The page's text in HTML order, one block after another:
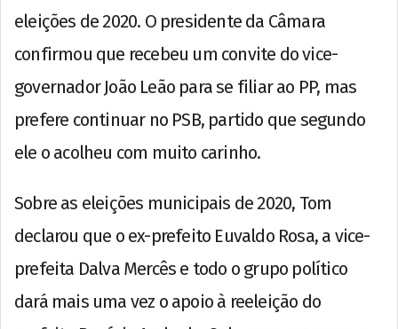
eleições de 2020. O presidente da Câmara
confirmou que recebeu um convite do vice-
governador João Leão para se filiar ao PP, mas
prefere continuar no PSB, partido que segundo
ele o acolheu com muito carinho.
Sobre as eleições municipais de 2020, Tom
declarou que o ex-prefeito Euvaldo Rosa, a vice-
prefeita Dalva Mercês e todo o grupo político
dará mais uma vez o apoio à reeleição do